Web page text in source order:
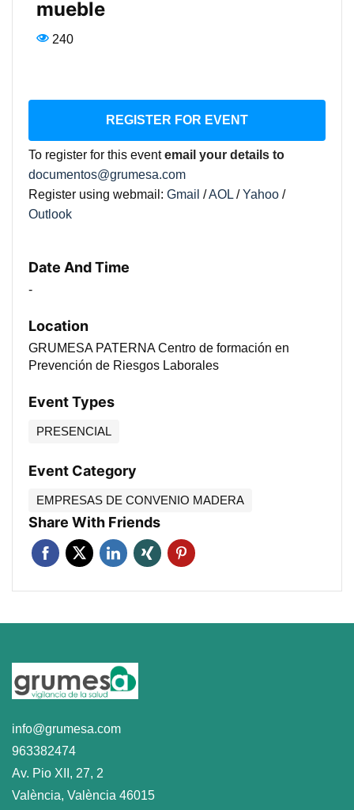
mueble
240
REGISTER FOR EVENT
To register for this eventemail your details to
documentos@grumesa.com
Register using webmail: Gmail /AOL /Yahoo /
Outlook
Date And Time
-
Location
GRUMESA PATERNA Centro de formación en
Prevención de Riesgos Laborales
Event Types
PRESENCIAL
Event Category
EMPRESAS DE CONVENIO MADERA
Share With Friends
info@grumesa.com
963382474
Av. Pio XII, 27, 2
València, València 46015